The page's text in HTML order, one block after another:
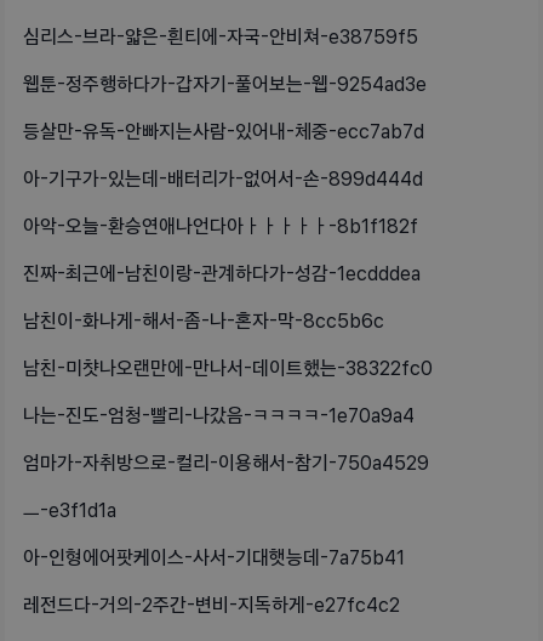
심리스-브라-얇은-흰티에-자국-안비쳐-e38759f5
웹툰-정주행하다가-갑자기-풀어보는-웹-9254ad3e
등살만-유독-안빠지는사람-있어내-체중-ecc7ab7d
아-기구가-있는데-배터리가-없어서-손-899d444d
아악-오늘-환승연애나언다아ㅏㅏㅏㅏㅏ-8b1f182f
진짜-최근에-남친이랑-관계하다가-성감-1ecdddea
남친이-화나게-해서-좀-나-혼자-막-8cc5b6c
남친-미챳나오랜만에-만나서-데이트했는-38322fc0
나는-진도-엄청-빨리-나갔음-ㅋㅋㅋㅋ-1e70a9a4
엄마가-자취방으로-컬리-이용해서-참기-750a4529
ㅡ-e3f1d1a
아-인형에어팟케이스-사서-기대햇능데-7a75b41
레전드다-거의-2주간-변비-지독하게-e27fc4c2